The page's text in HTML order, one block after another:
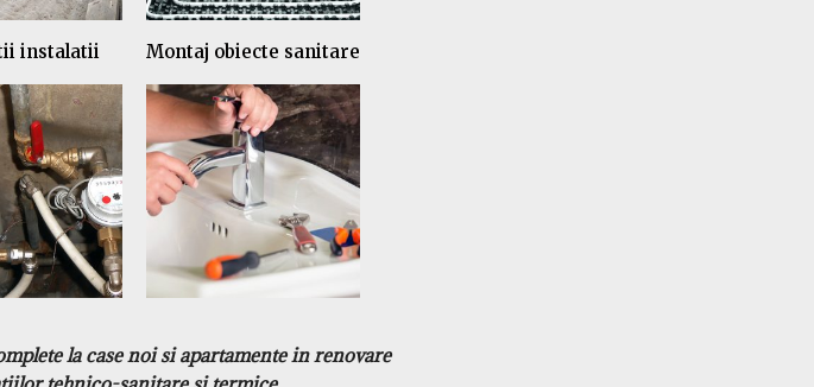
instalatii Montaj obiecte sanitare
la case noi si apartamente in renovare